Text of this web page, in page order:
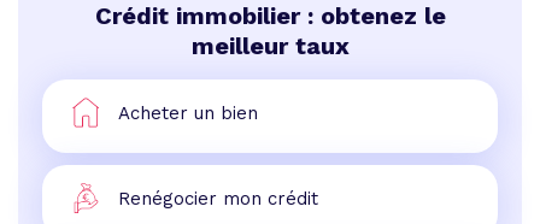
Crédit immobilier : obtenez le
meilleur taux
Acheter un bien
Renégocier mon crédit